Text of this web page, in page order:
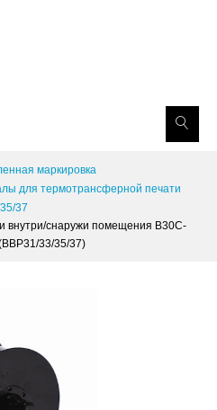
маркировка
для термотрансферной печати
37
внутри/снаружи помещения B30C-
33/35/37)